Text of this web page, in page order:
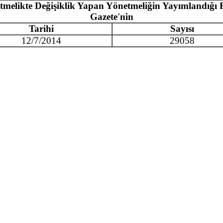
Değişiklik Yapan Yönetmeliğin Yayımlandığı
Gazete'nin
Tarihi
Sayısı
12/7/2014
29058